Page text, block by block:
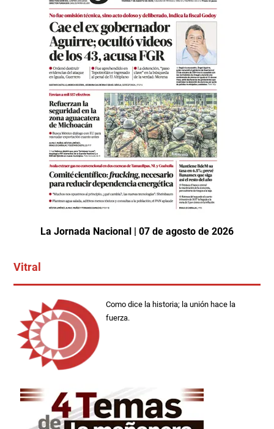
La Jornada Nacional | 07 de agosto de 2026
Vitral
Como dice la historia; la unión hace la
fuerza.